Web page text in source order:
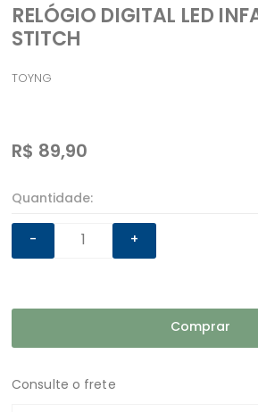
RELÓGIO DIGITAL LED
STITCH
TOYNG
R$ 89,90
Quantidade:
-
+
Comprar
Consulte o frete